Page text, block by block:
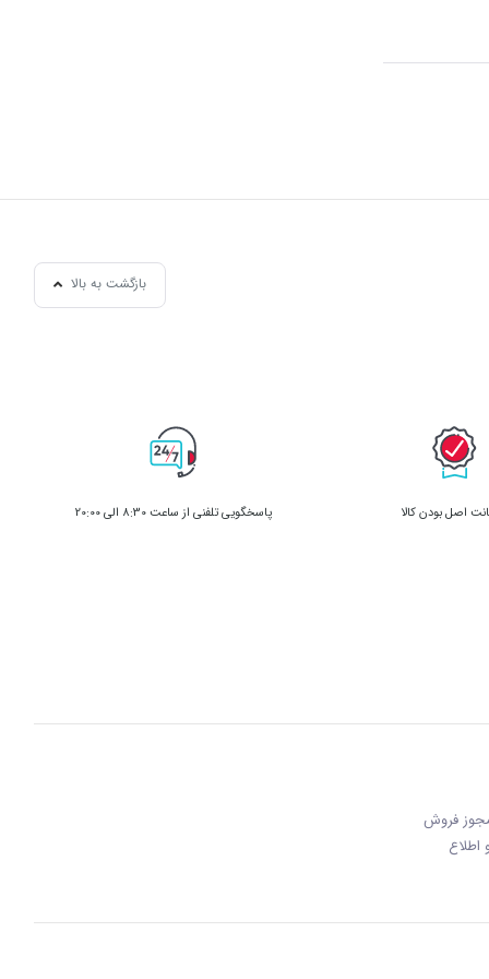
بازگشت به بالا
اصل بودن کالا پاسخگویی تلفنی از ساعت 8:30 الی 20:00
مجوز فروش
و اطلاع